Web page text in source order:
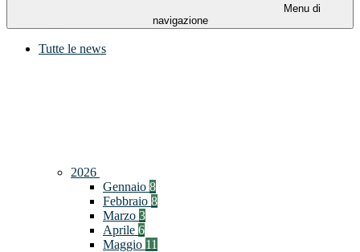
Menu di
navigazione
Tutte le news
2026
Gennaio 8
Febbraio 8
Marzo 3
Aprile 6
Maggio 11